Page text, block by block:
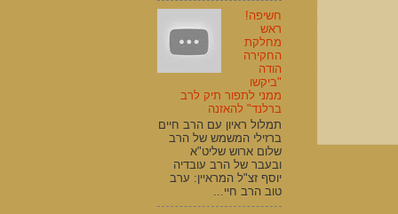
חשיפה!
ראש
מחלקת
החקירה
הודה
"ביקשו
ממני לתפור תיק לרב
ברלנד" להאזנה
תמלול ראיון עם הרב חיים
ברזילי המשמש של הרב
שלום ארוש שליט"א
ובעבר של הרב עובדיה
יוסף זצ"ל המראיין: ערב
טוב הרב חיי...